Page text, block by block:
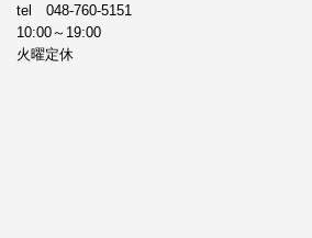
tel 048-760-5151
10:00～19:00
火曜定休